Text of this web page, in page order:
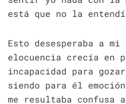
está que no la
Esto desesperaba a mi
elocuencia crecía en
incapacidad para
siendo para él
me resultaba confusa